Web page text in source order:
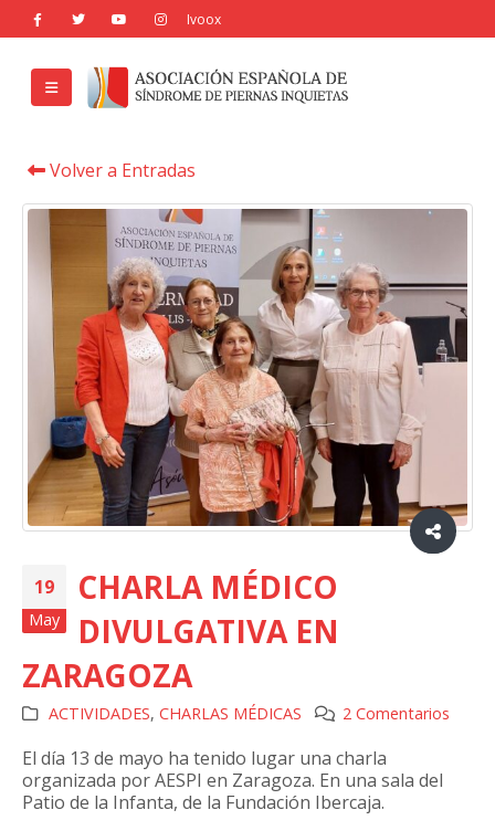
Volver a Entradas
19
May
CHARLA MÉDICO
DIVULGATIVA EN
ZARAGOZA
ACTIVIDADES,CHARLAS MÉDICAS 2 Comentarios
El día 13 de mayo ha tenido lugar una charla
organizada por AESPI en Zaragoza. En una sala del
Patio de la Infanta, de la Fundación Ibercaja.